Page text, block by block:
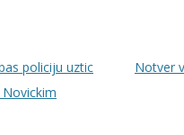
policiju uztic
Notver